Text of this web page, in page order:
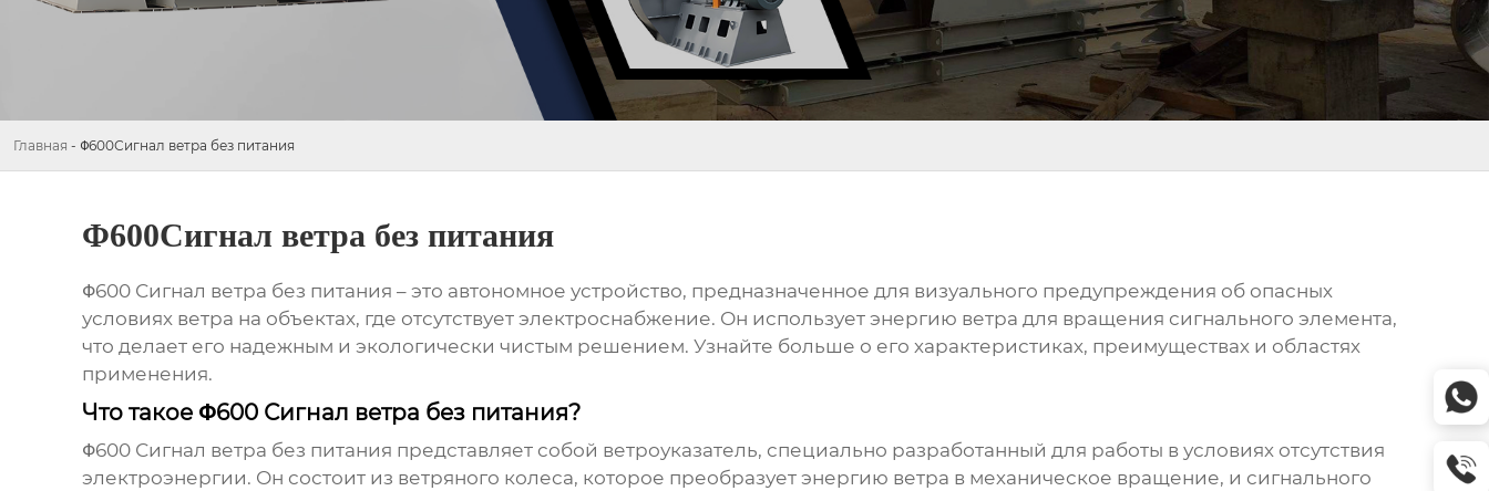
Главная - Φ600Сигнал ветра без питания
Φ600Сигнал ветра без питания
Φ600 Сигнал ветра без питания – это автономное устройство, предназначенное для визуального предупреждения об опасных
условиях ветра на объектах, где отсутствует электроснабжение. Он использует энергию ветра для вращения сигнального элемента,
что делает его надежным и экологически чистым решением. Узнайте больше о его характеристиках, преимуществах и областях
применения.
Что такое Φ600 Сигнал ветра без питания?
Φ600 Сигнал ветра без питания представляет собой ветроуказатель, специально разработанный для работы в условиях отсутствия
электроэнергии. Он состоит из ветряного колеса, которое преобразует энергию ветра в механическое вращение, и сигнального